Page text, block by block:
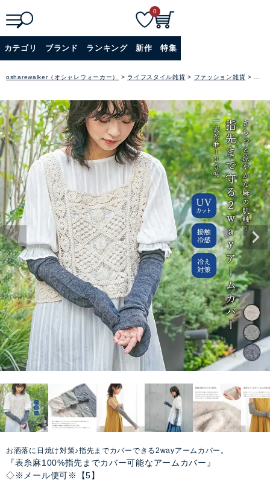
詳細検索
0
カテゴリ ブランド ランキング 新作 特集
osharewalker（オシャレウォーカー） ライフスタイル雑貨 ファッション雑貨
お洒落に日焼け対策♪指先までカバーできる2wayアームカバー。
『表糸麻100%指先までカバー可能なアームカバー』
◇※メール便可※【5】